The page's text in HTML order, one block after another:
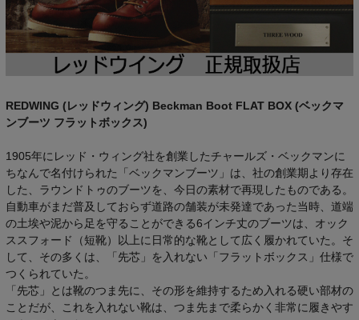
REDWING (レッドウィング) Beckman Boot FLAT BOX (ベックマ
ンブーツ フラットボックス)
1905年にレッド・ウィング社を創業したチャールズ・ベックマンに
ちなんで名付けられた「ベックマンブーツ」は、社の創業期より存在
した、ラウンドトゥのブーツを、今日の素材で再現したものである。
自動車がまだ普及しておらず道路の舗装が未発達であった当時、道端
の土埃や泥から足を守ることができる6インチ丈のブーツは、オック
ススフォード（短靴）以上に日常的な靴として広く履かれていた。そ
して、その多くは、「先芯」を入れない「フラットボックス」仕様で
つくられていた。
「先芯」とは靴のつま先に、その形を維持するため入れる硬い部材の
ことだが、これを入れない靴は、つま先まで柔らかく非常に履きやす